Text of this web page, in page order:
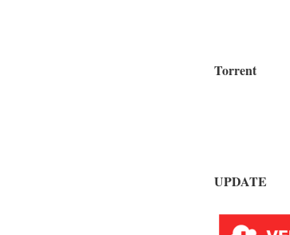
Torrent
UPDATE